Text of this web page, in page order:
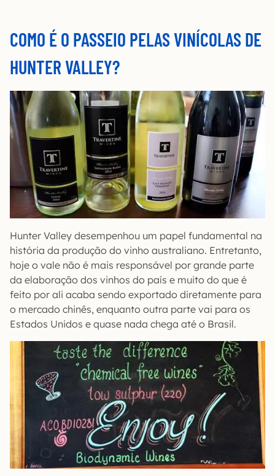
COMO É O PASSEIO PELAS VINÍCOLAS DE
HUNTER VALLEY?
Hunter Valley desempenhou um papel fundamental na
história da produção do vinho australiano. Entretanto,
hoje o vale não é mais responsável por grande parte
da elaboração dos vinhos do país e muito do que é
feito por ali acaba sendo exportado diretamente para
o mercado chinês, enquanto outra parte vai para os
Estados Unidos e quase nada chega até o Brasil.